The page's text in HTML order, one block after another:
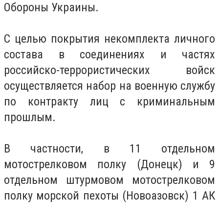
Обороны Украины.
С целью покрытия некомплекта личного
состава в соединениях и частях
российско-террористических войск
осуществляется набор на военную службу
по контракту лиц с криминальным
прошлым.
В частности, в 11 отдельном
мотострелковом полку (Донецк) и 9
отдельном штурмовом мотострелковом
полку морской пехоты (Новоазовск) 1 АК